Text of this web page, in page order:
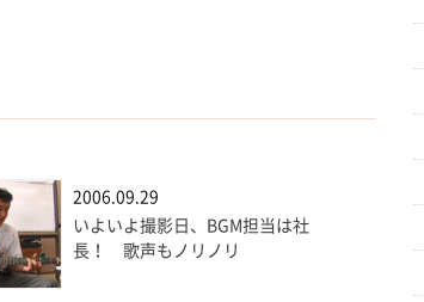
2006.09.29
いよいよ撮影日、BGM担当は社
長！ 歌声もノリノリ